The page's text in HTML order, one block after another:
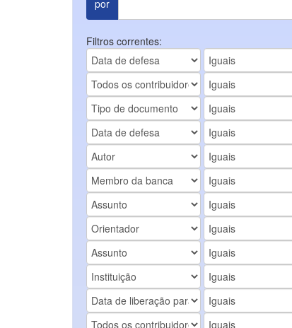
por
Filtros correntes: